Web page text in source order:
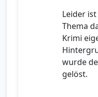
Leider
Thema
Krimi
wurde
gelöst.